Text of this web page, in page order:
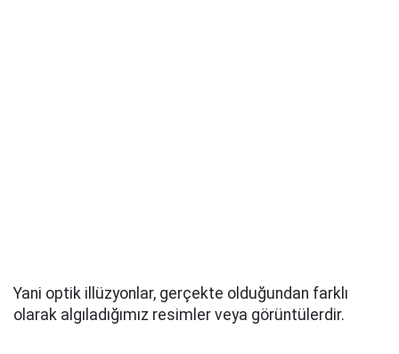
Yani optik illüzyonlar, gerçekte olduğundan farklı
olarak algıladığımız resimler veya görüntülerdir.